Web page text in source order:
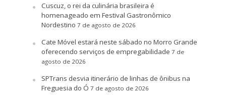
Cuscuz, o rei da culinária brasileira é
homenageado em Festival Gastronômico
Nordestino 7 de agosto de 2026
Cate Móvel estará neste sábado no Morro Grande
oferecendo serviços de empregabilidade 7 de
agosto de 2026
SPTrans desvia itinerário de linhas de ônibus na
Freguesia do Ó 7 de agosto de 2026